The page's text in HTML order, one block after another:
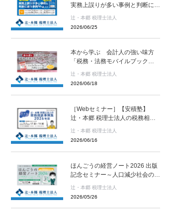
実務上誤りが多い事例と判断に迷
郷 税理士法人 セミナー情報］
辻・本郷 税理士法人
2026/06/25
本から学ぶ 会計人の強い味方
「税務・法務モバイルブック
2026」の活用［辻・本郷 税理士
辻・本郷 税理士法人
2026/06/18
［Webセミナー］【安積塾】
辻・本郷 税理士法人の税務相談
事例集 2026年版［辻・本郷 税理
辻・本郷 税理士法人
2026/06/16
ほんごうの経営ノート2026 出版
記念セミナー～人口減少社会のビ
ルへの小さな提案～［辻・本郷
辻・本郷 税理士法人
2026/05/26